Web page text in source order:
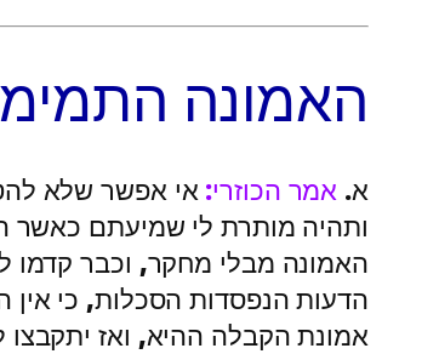
האמונה
א. אמר הכוזרי: אי אפשר שלא
ותהיה מותרת לי שמיעתם כאשר
האמונה מבלי מחקר, וכבר קדמו
הדעות הנפסדות הסכלות, כי
אמונת הקבלה ההיא, ואז יתקבצו